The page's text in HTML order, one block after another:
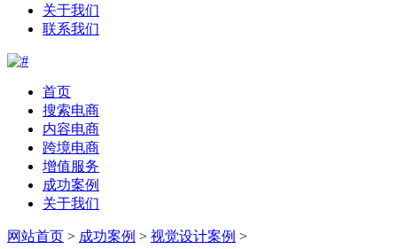
关于我们
联系我们
首页
搜索电商
内容电商
跨境电商
增值服务
成功案例
关于我们
网站首页 > 成功案例 > 视觉设计案例 >